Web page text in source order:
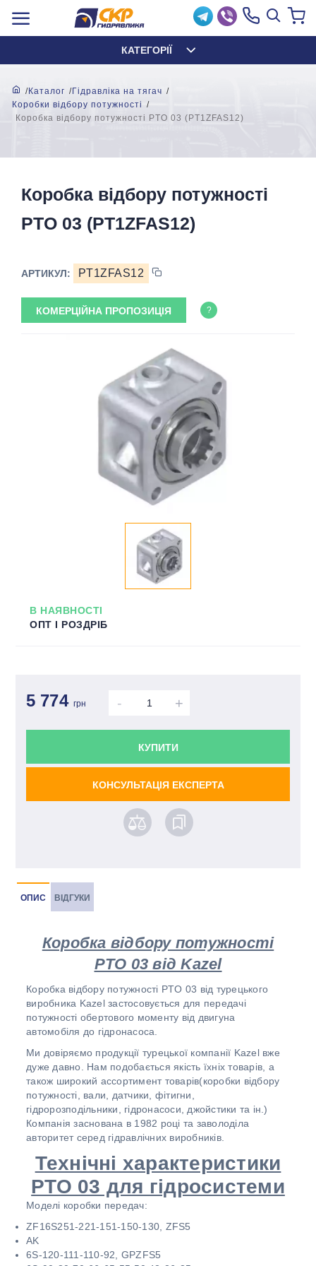
КАТЕГОРІЇ
Каталог
Гідравліка на тягач
Коробки відбору потужності
Коробка відбору потужності PTO 03 (PT1ZFAS12)
Коробка відбору потужності
PTO 03 (PT1ZFAS12)
АРТИКУЛ: PT1ZFAS12
КОМЕРЦІЙНА ПРОПОЗИЦІЯ ?
В НАЯВНОСТІ
ОПТ І РОЗДРІБ
5 774 грн - +
КУПИТИ
КОНСУЛЬТАЦІЯ ЕКСПЕРТА
ОПИС ВІДГУКИ
Коробка відбору потужності
PTO 03 від Kazel
Коробка відбору потужності PTO 03 від турецького
виробника Kazel застосовується для передачі
потужності обертового моменту від двигуна
автомобіля до гідронасоса.
Ми довіряємо продукції турецької компанії Kazel вже
дуже давно. Нам подобається якість їхніх товарів, а
також широкий ассортимент товарів(коробки відбору
потужності, вали, датчики, фітигни,
гідророзподільники, гідронасоси, джойстики та ін.)
Компанія заснована в 1982 році та заволоділа
авторитет серед гідравлічних виробників.
Технічні характеристики
РТО 03 для гідросистеми
Моделі коробки передач:
ZF16S251-221-151-150-130, ZFS5
AK
6S-120-111-110-92, GPZFS5